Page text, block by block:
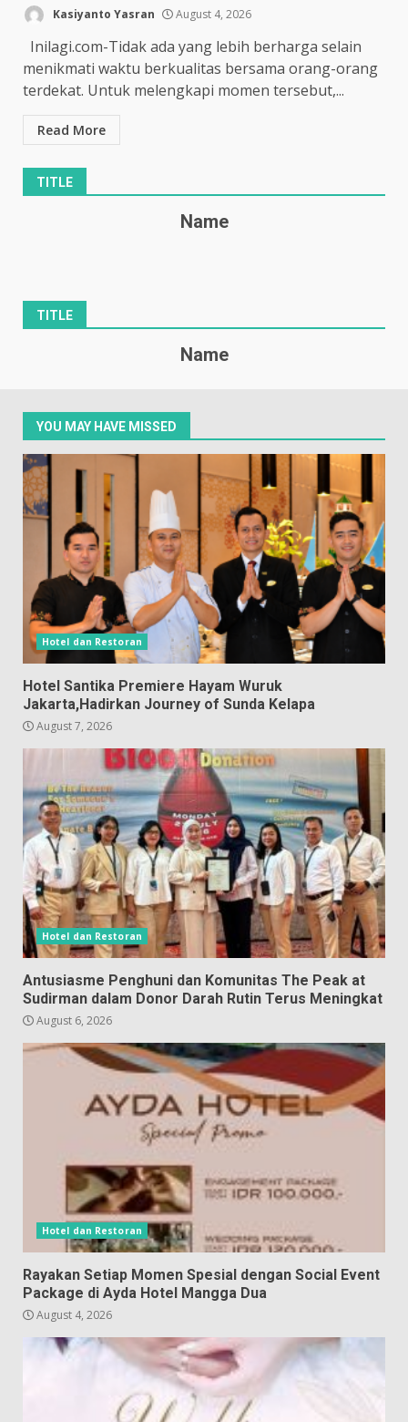
Kasiyanto Yasran August 4, 2026
Inilagi.com-Tidak ada yang lebih berharga selain
menikmati waktu berkualitas bersama orang-orang
terdekat. Untuk melengkapi momen tersebut,...
Read More
TITLE
Name
TITLE
Name
YOU MAY HAVE MISSED
Hotel dan Restoran
Hotel Santika Premiere Hayam Wuruk
Jakarta,Hadirkan Journey of Sunda Kelapa
August 7, 2026
Hotel dan Restoran
Antusiasme Penghuni dan Komunitas The Peak at
Sudirman dalam Donor Darah Rutin Terus Meningkat
August 6, 2026
Hotel dan Restoran
Rayakan Setiap Momen Spesial dengan Social Event
Package di Ayda Hotel Mangga Dua
August 4, 2026